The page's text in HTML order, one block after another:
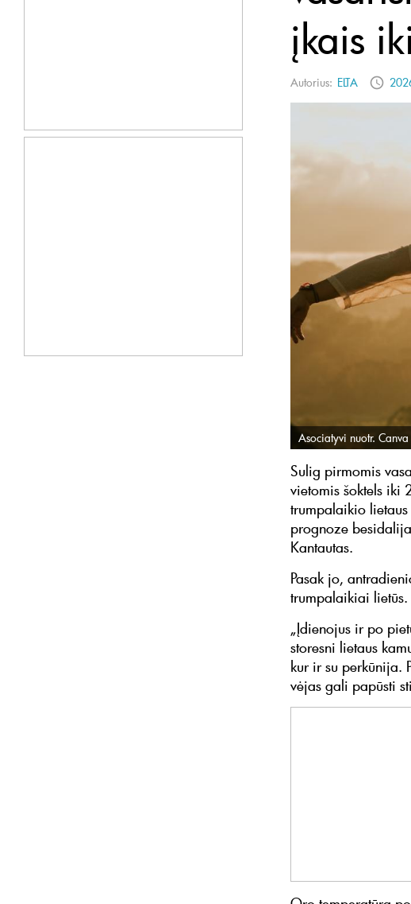
įkais
Autorius: ELTA
Asociatyvi nuotr. Canva
Sulig pirmomis
vietomis šoktels iki
trumpalaikio
prognoze
Kantautas.
Pasak jo,
trumpalaikiai lietūs.
„Įdienojus ir po
storesni lietaus
kur ir su perkūnija.
vėjas gali papūsti